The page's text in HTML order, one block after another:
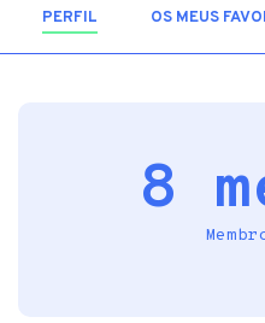
PERFIL (SEPARADOR ATIVO)
OS MEUS
8